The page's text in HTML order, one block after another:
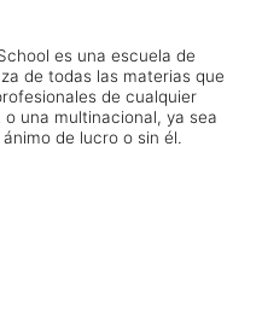
es una escuela de
de todas las materias que
de cualquier
una multinacional, ya sea
de lucro o sin él.